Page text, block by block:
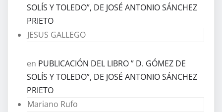
SOLÍS Y TOLEDO”, DE JOSÉ ANTONIO SÁNCHEZ
PRIETO
JESUS GALLEGO
en PUBLICACIÓN DEL LIBRO ” D. GÓMEZ DE
SOLÍS Y TOLEDO”, DE JOSÉ ANTONIO SÁNCHEZ
PRIETO
Mariano Rufo